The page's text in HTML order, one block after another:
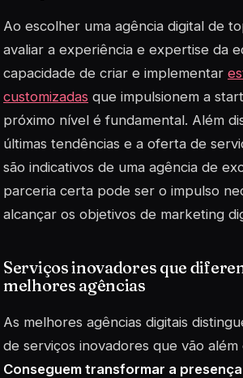
Ao escolher uma agência digital de
avaliar a experiência e expertise da
capacidade de criar e implementar
customizadas que impulsionem a
próximo nível é fundamental. Além
últimas tendências e a oferta de
são indicativos de uma agência de
parceria certa pode ser o impulso
alcançar os objetivos de marketing
Serviços inovadores que
melhores agências
As melhores agências digitais
de serviços inovadores que vão além
Conseguem transformar a